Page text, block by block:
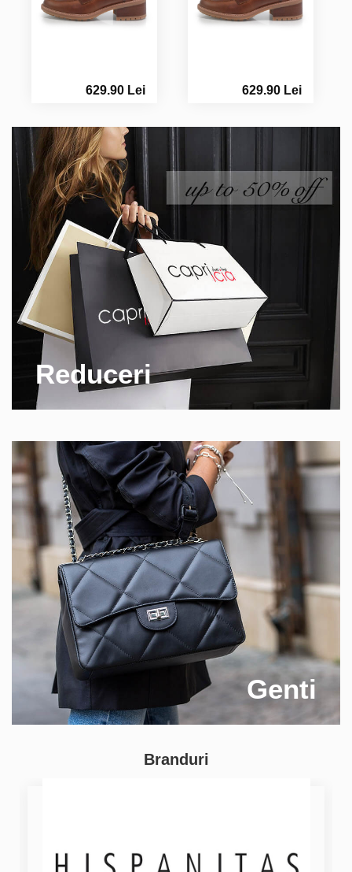
629.90 Lei 629.90 Lei
Reduceri
Genti
Branduri